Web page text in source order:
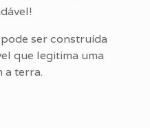
ser construída
que legitima uma
a terra.